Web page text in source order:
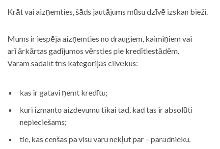
Krāt vai aizņemties, šāds jautājums mūsu dzīvē izskan bieži.
Mums ir iespēja aizņemties no draugiem, kaimiņiem vai
arī ārkārtas gadījumos vērsties pie kredītiestādēm.
Varam sadalīt trīs kategorijās cilvēkus:
kas ir gatavi ņemt kredītu;
kuri izmanto aizdevumu tikai tad, kad tas ir absolūti
nepieciešams;
tie, kas cenšas pa visu varu nekļūt par – parādnieku.